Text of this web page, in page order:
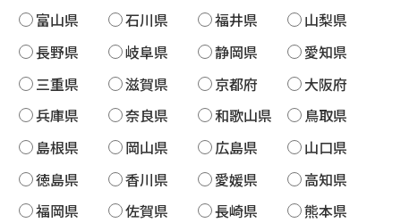
富山県
石川県 福井県
山梨県
長野県
岐阜県 静岡県
愛知県
三重県
滋賀県 京都府
大阪府
兵庫県
奈良県 和歌山県
鳥取県
島根県
岡山県 広島県
山口県
徳島県
香川県 愛媛県
高知県
福岡県
佐賀県 長崎県
熊本県